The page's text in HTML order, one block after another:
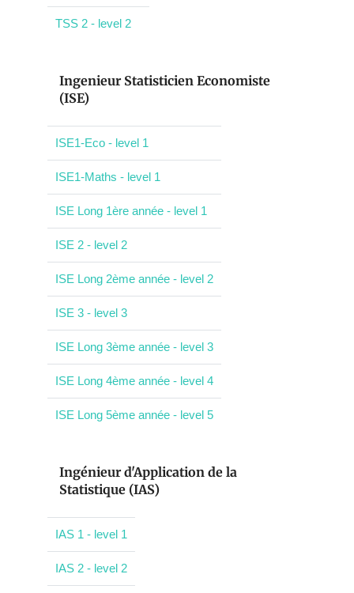
TSS 2 - level 2
Ingenieur Statisticien Economiste
(ISE)
ISE1-Eco - level 1
ISE1-Maths - level 1
ISE Long 1ère année - level 1
ISE 2 - level 2
ISE Long 2ème année - level 2
ISE 3 - level 3
ISE Long 3ème année - level 3
ISE Long 4ème année - level 4
ISE Long 5ème année - level 5
Ingénieur d'Application de la
Statistique (IAS)
IAS 1 - level 1
IAS 2 - level 2